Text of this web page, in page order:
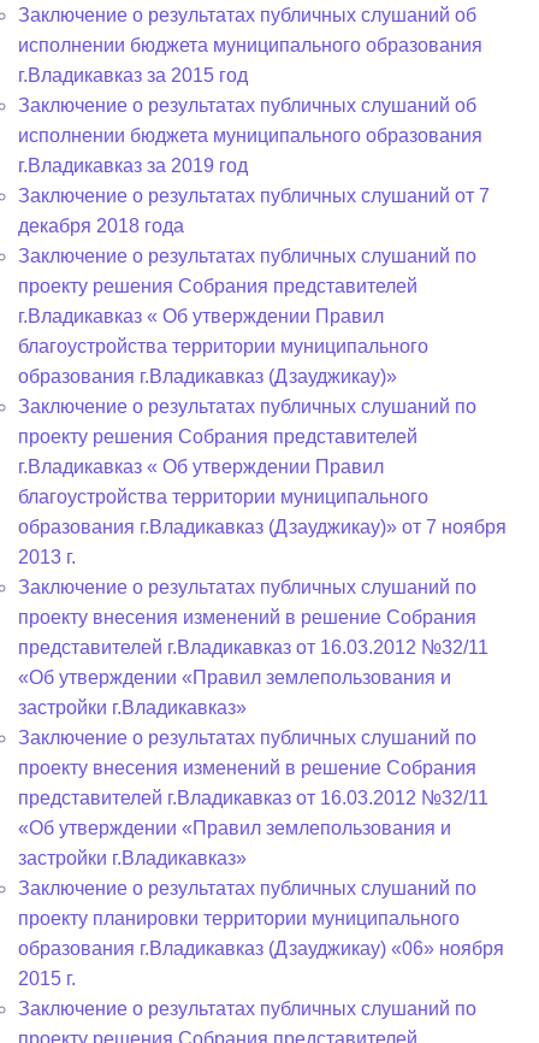
Заключение о результатах публичных слушаний об
исполнении бюджета муниципального образования
г.Владикавказ за 2015 год
Заключение о результатах публичных слушаний об
исполнении бюджета муниципального образования
г.Владикавказ за 2019 год
Заключение о результатах публичных слушаний от 7
декабря 2018 года
Заключение о результатах публичных слушаний по
проекту решения Собрания представителей
г.Владикавказ « Об утверждении Правил
благоустройства территории муниципального
образования г.Владикавказ (Дзауджикау)»
Заключение о результатах публичных слушаний по
проекту решения Собрания представителей
г.Владикавказ « Об утверждении Правил
благоустройства территории муниципального
образования г.Владикавказ (Дзауджикау)» от 7 ноября
2013 г.
Заключение о результатах публичных слушаний по
проекту внесения изменений в решение Собрания
представителей г.Владикавказ от 16.03.2012 №32/11
«Об утверждении «Правил землепользования и
застройки г.Владикавказ»
Заключение о результатах публичных слушаний по
проекту внесения изменений в решение Собрания
представителей г.Владикавказ от 16.03.2012 №32/11
«Об утверждении «Правил землепользования и
застройки г.Владикавказ»
Заключение о результатах публичных слушаний по
проекту планировки территории муниципального
образования г.Владикавказ (Дзауджикау) «06» ноября
2015 г.
Заключение о результатах публичных слушаний по
проекту решения Собрания представителей